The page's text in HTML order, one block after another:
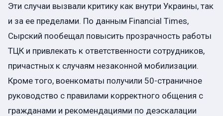
Эти случаи вызвали критику как внутри Украины, так
и за ее пределами. По данным Financial Times,
Сырский пообещал повысить прозрачность работы
ТЦК и привлекать к ответственности сотрудников,
причастных к случаям незаконной мобилизации.
Кроме того, военкоматы получили 50-страничное
руководство с правилами корректного общения с
гражданами и рекомендациями по деэскалации